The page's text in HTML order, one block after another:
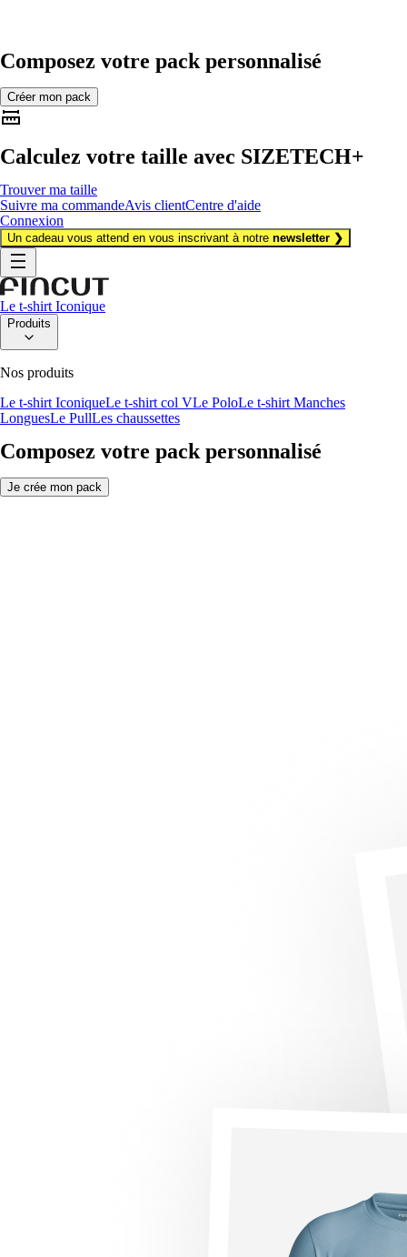
Composez votre pack personnalisé
Créer mon pack
Calculez votre taille avec SIZETECH+
Trouver ma taille
Suivre ma commandeAvis clientCentre d'aide
Connexion
Un cadeau vous attend en vous inscrivant à notre newsletter ❯
Le t-shirt Iconique
Produits
Nos produits
Le t-shirt IconiqueLe t-shirt col VLe PoloLe t-shirt Manches
LonguesLe PullLes chaussettes
Composez votre pack personnalisé
Je crée mon pack